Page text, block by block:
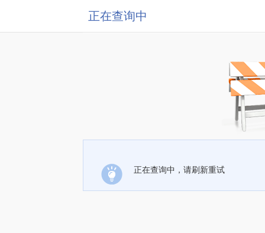
正在查询中
正在查询中，请刷新重试